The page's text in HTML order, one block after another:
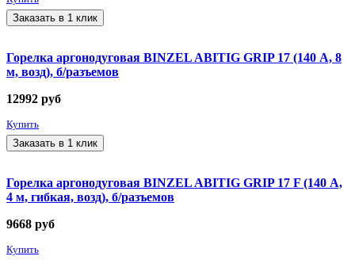
Заказать в 1 клик
Горелка аргонодуговая BINZEL ABITIG GRIP 17 (140 А, 8
м, возд), б/разъемов
12992 руб
Купить
Заказать в 1 клик
Горелка аргонодуговая BINZEL ABITIG GRIP 17 F (140 А,
4 м, гибкая, возд), б/разъемов
9668 руб
Купить